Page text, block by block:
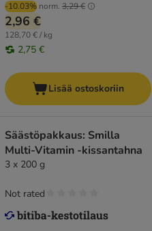
-10.03% norm. 3,29 €
2,96 €
128,70 € / kg
2,75 €
Lisää ostoskoriin
Säästöpakkaus: Smilla
Multi-Vitamin -kissantahna
3 x 200 g
Not rated